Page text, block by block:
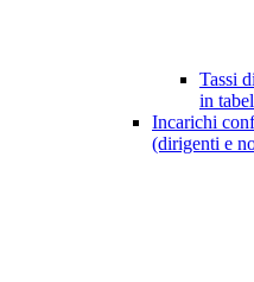
Tassi
in
Incarichi
(dirigenti e